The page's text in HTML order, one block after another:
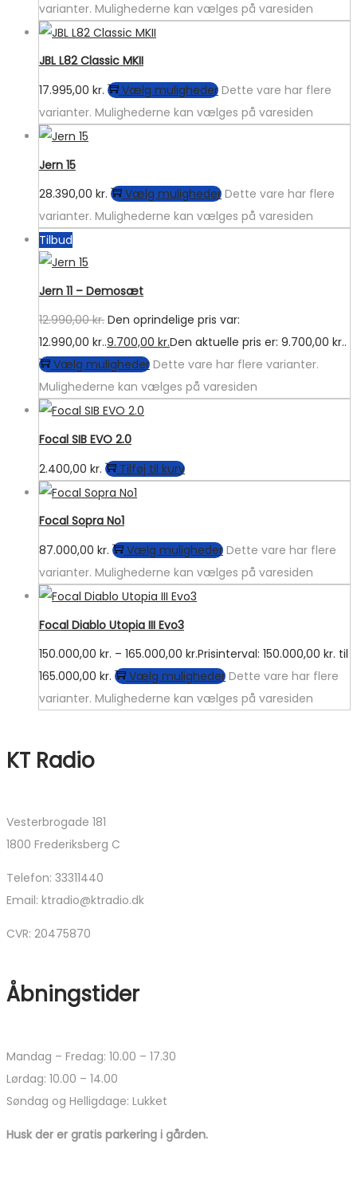
varianter. Mulighederne kan vælges på varesiden
JBL L82 Classic MKII
17.995,00 kr. Vælg muligheder Dette vare har flere
varianter. Mulighederne kan vælges på varesiden
Jern 15
28.390,00 kr. Vælg muligheder Dette vare har flere
varianter. Mulighederne kan vælges på varesiden
Tilbud
Jern 11 – Demosæt
12.990,00kr. Den oprindelige pris var:
12.990,00 kr..9.700,00 kr.Den aktuelle pris er: 9.700,00 kr..
Vælg muligheder Dette vare har flere varianter.
Mulighederne kan vælges på varesiden
Focal SIB EVO 2.0
2.400,00 kr. Tilføj til kurv
Focal Sopra No1
87.000,00 kr. Vælg muligheder Dette vare har flere
varianter. Mulighederne kan vælges på varesiden
Focal Diablo Utopia III Evo3
150.000,00 kr. – 165.000,00 kr.Prisinterval: 150.000,00 kr. til
165.000,00 kr.
Vælg muligheder Dette vare har flere
varianter. Mulighederne kan vælges på varesiden
KT Radio
Vesterbrogade 181
1800 Frederiksberg C
Telefon: 33311440
Email: ktradio@ktradio.dk
CVR: 20475870
Åbningstider
Mandag – Fredag: 10.00 – 17.30
Lørdag: 10.00 – 14.00
Søndag og Helligdage: Lukket
Husk der er gratis parkering i gården.